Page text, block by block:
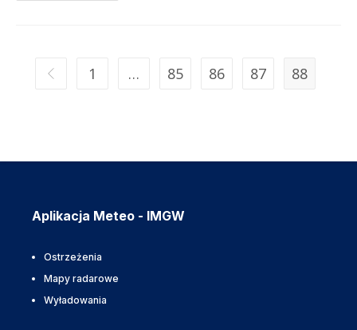
1 … 85 86 87 88
Aplikacja Meteo - IMGW
Ostrzeżenia
Mapy radarowe
Wyładowania